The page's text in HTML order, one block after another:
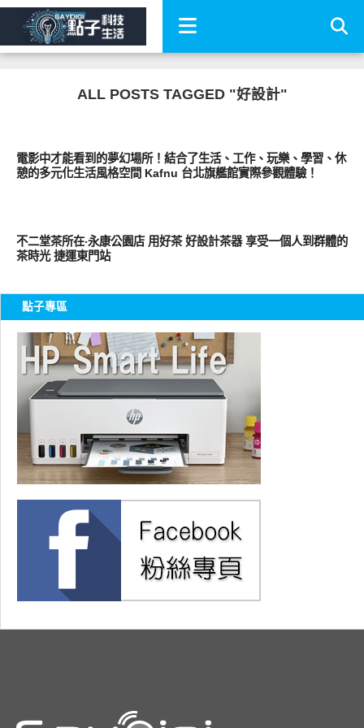
ALL POSTS TAGGED "好設計"
電影中才能看到的夢幻場所！結合了生活、工作、玩樂、學習、休
憩的多元化生活風格空間 Kafnu 台北旗艦館實際參觀體驗！
不二堂茶所在‧永康公園店 用好茶 好設計茶器 享受一個人到群體的
茶時光 捷運東門站
點子專區